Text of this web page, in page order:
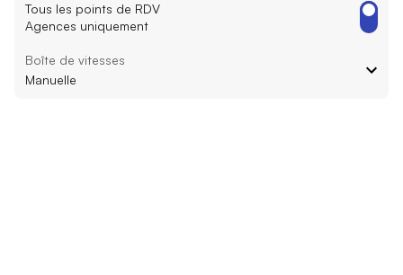
Tous les points de RDV
Agences uniquement
Boîte de vitesses
Manuelle